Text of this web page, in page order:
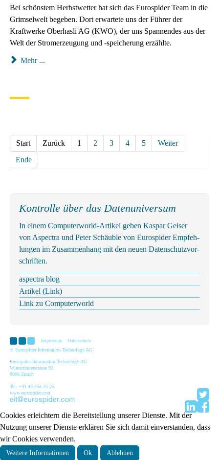
Bei schönstem Herbstwetter hat sich das Eurospider Team in die
Grimselwelt begeben. Dort erwartete uns der Führer der
Kraftwerke Oberhasli AG (KWO), der uns Spannendes aus der
Welt der Stromerzeugung und -speicherung erzählte.
Mehr ...
Start Zurück 1 2 3 4 5
Weiter
Ende
Kontrolle über das Datenuniversum
In ei­nem Com­pu­ter­world-Ar­ti­kel ge­ben Kas­par Gei­ser
von As­pec­tra und Pe­ter Schäu­b­le von Eu­ro­spi­der Emp­feh­
lun­gen im Zu­sam­men­hang mit den neu­en Da­ten­schutz­vor­
schrif­ten.
aspectra blog
Artikel (Link)
Link zu Com­pu­ter­world­
Impressum
Datenschutz
© Eurospider Information Technology AG
Eurospider Information Technology AG
Winterthurerstrasse 92
8006 Zürich
Tel: +41 43 255 25 25
www.eurospider.com
Cookies erleichtern die Bereitstellung unserer Dienste. Mit der
Nutzung unserer Dienste erklären Sie sich damit einverstanden, dass
wir Cookies verwenden.
Weitere Informationen Ok Ablehnen